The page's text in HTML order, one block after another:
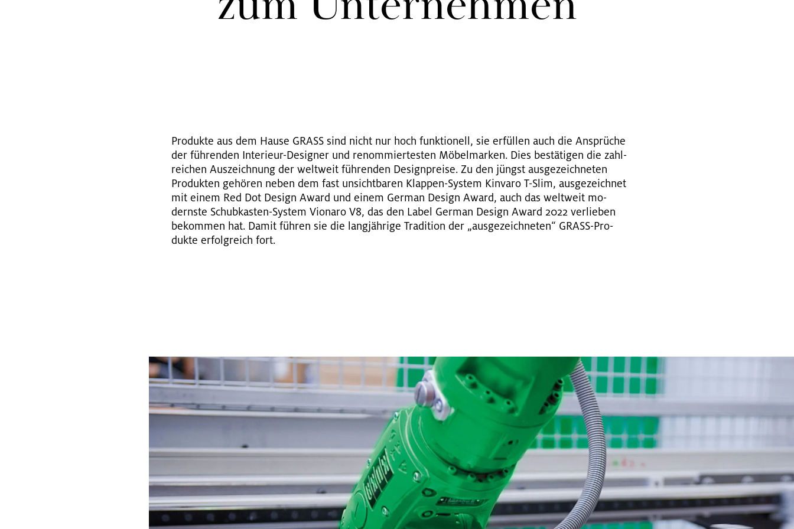
Pro­duk­te aus dem Hause GRASS sind nicht nur hoch funk­tio­nell, sie er­fül­len auch die An­sprü­che
der füh­ren­den In­te­ri­eur-De­si­gner und re­nom­mier­tes­ten Mö­bel­mar­ken. Dies be­stä­ti­gen die zahl­
rei­chen Aus­zeich­nung der welt­weit füh­ren­den De­sign­prei­se. Zu den jüngst aus­ge­zeich­ne­ten
Pro­duk­ten ge­hö­ren neben dem fast un­sicht­ba­ren Klap­pen-Sys­tem Kin­va­ro T-Slim, aus­ge­zeich­net
mit einem Red Dot De­sign Award und einem Ger­man De­sign Award, auch das welt­weit mo­
derns­te Schub­kas­ten-Sys­tem Vio­na­ro V8, das den Label Ger­man De­sign Award 2022 ver­lie­ben
be­kom­men hat. Damit füh­ren sie die lang­jäh­ri­ge Tra­di­ti­on der „aus­ge­zeich­ne­ten“ GRASS-Pro­
duk­te er­folg­reich fort.